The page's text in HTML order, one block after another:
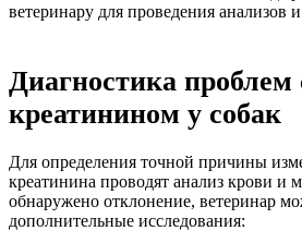
ветеринару для проведения анализов
Диагностика проблем
креатинином у собак
Для определения точной причины
креатинина проводят анализ крови и
обнаружено отклонение, ветеринар
дополнительные исследования: